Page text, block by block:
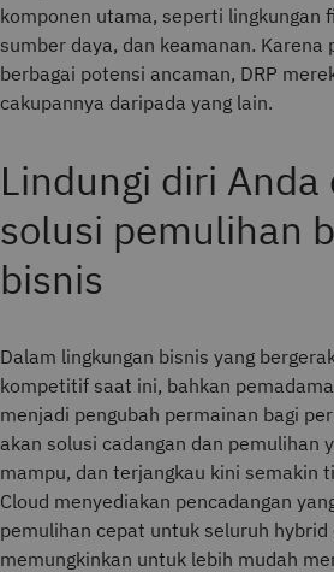
komponen utama, seperti lingkungan
sumber daya, dan keamanan. Karena
berbagai potensi ancaman, DRP
cakupannya daripada yang lain.
Lindungi diri Anda
solusi pemulihan
bisnis
Dalam lingkungan bisnis yang
kompetitif saat ini, bahkan
menjadi pengubah permainan bagi
akan solusi cadangan dan pemulihan
mampu, dan terjangkau kini semakin
Cloud menyediakan pencadangan
pemulihan cepat untuk seluruh hybrid
memungkinkan untuk lebih mudah